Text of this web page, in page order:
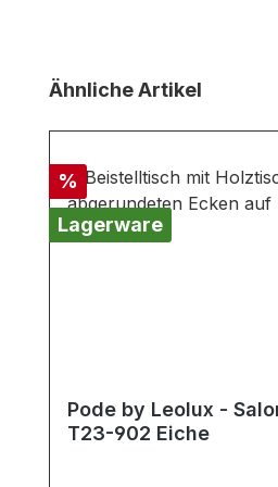
Produktgalerie überspringen
Ähnliche Artikel
Rabatt
%
Lagerware
Pode by Leolux -
T23-902 Eiche